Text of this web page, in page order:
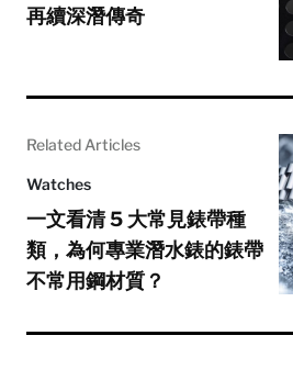
再續深潛傳奇
Related Articles
Watches
一文看清 5 大常見錶帶種
類，為何專業潛水錶的錶帶
不常用鋼材質？